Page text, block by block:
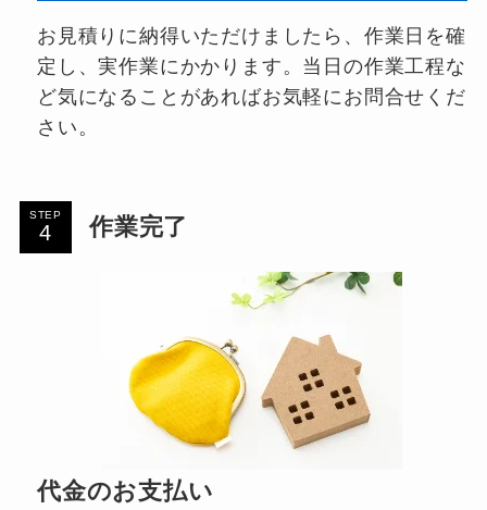
お見積りに納得いただけましたら、作業日を確
定し、実作業にかかります。当日の作業工程な
ど気になることがあればお気軽にお問合せくだ
さい。
STEP 作業完了
代金のお支払い